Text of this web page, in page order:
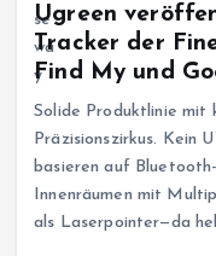
Ugreen
Tracker der
Find My und
Solide Produktlinie mit
Präzisionszirkus. Kein
basieren auf
Innenräumen mit
als Laserpointer—da